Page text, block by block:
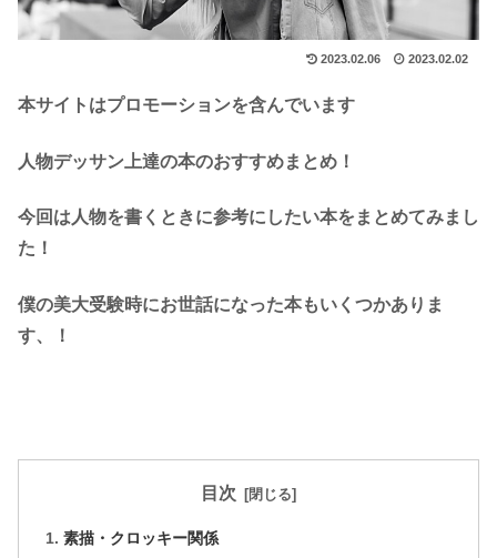
2023.02.06 2023.02.02
本サイトはプロモーションを含んでいます
人物デッサン上達の本のおすすめまとめ！
今回は人物を書くときに参考にしたい本をまとめてみまし
た！
僕の美大受験時にお世話になった本もいくつかありま
す、！
目次
素描・クロッキー関係